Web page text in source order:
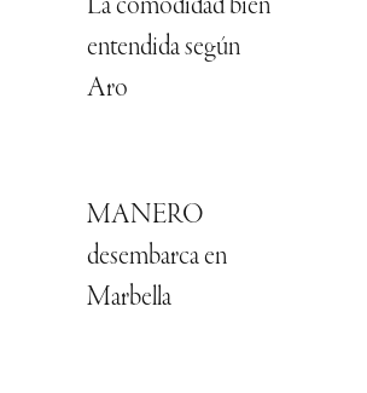
La comodidad bien
entendida según
Aro
MANERO
desembarca en
Marbella